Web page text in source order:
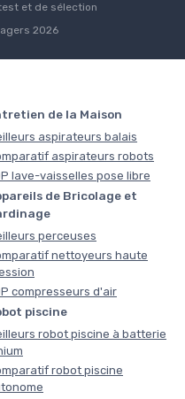
et de sélection
2026
de la Maison
aspirateurs balais
aspirateurs robots
lave-vaisselles pose libre
de Bricolage et
perceuses
nettoyeurs haute
compresseurs d'air
piscine
robot piscine à batterie
robot piscine